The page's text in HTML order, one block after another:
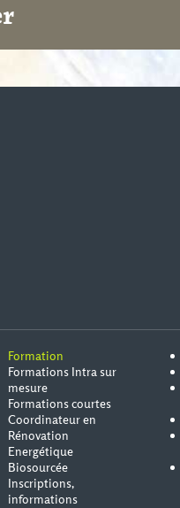
Formation
Formations Intra sur
mesure
Formations courtes
Coordinateur en
Rénovation
Energétique
Biosourcée
Inscriptions,
informations